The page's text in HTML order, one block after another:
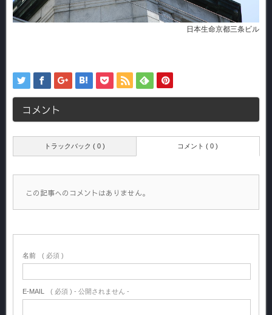
日本生命京都三条ビル
コメント
トラックバック ( 0 ) コメント ( 0 )
この記事へのコメントはありません。
名前 ( 必須 )
E-MAIL ( 必須 ) - 公開されません -